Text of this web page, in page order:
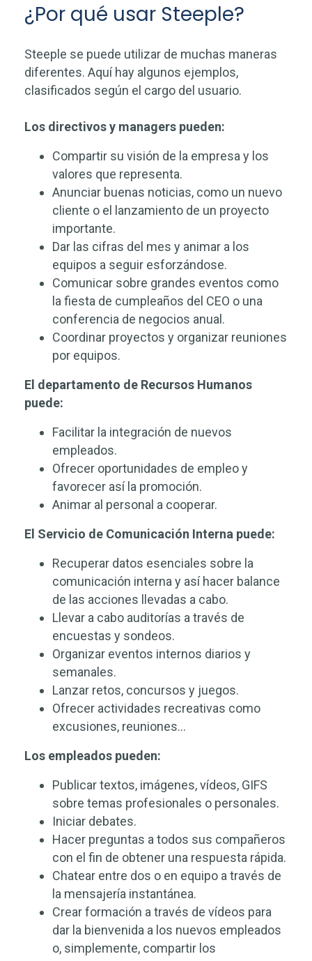
¿Por qué usar Steeple?
Steeple se puede utilizar de muchas maneras
diferentes. Aquí hay algunos ejemplos,
clasificados según el cargo del usuario.
Los directivos y managers pueden:
Compartir su visión de la empresa y los
valores que representa.
Anunciar buenas noticias, como un nuevo
cliente o el lanzamiento de un proyecto
importante.
Dar las cifras del mes y animar a los
equipos a seguir esforzándose.
Comunicar sobre grandes eventos como
la fiesta de cumpleaños del CEO o una
conferencia de negocios anual.
Coordinar proyectos y organizar reuniones
por equipos.
El departamento de Recursos Humanos
puede:
Facilitar la integración de nuevos
empleados.
Ofrecer oportunidades de empleo y
favorecer así la promoción.
Animar al personal a cooperar.
El Servicio de Comunicación Interna puede:
Recuperar datos esenciales sobre la
comunicación interna y así hacer balance
de las acciones llevadas a cabo.
Llevar a cabo auditorías a través de
encuestas y sondeos.
Organizar eventos internos diarios y
semanales.
Lanzar retos, concursos y juegos.
Ofrecer actividades recreativas como
excusiones, reuniones…
Los empleados pueden:
Publicar textos, imágenes, vídeos, GIFS
sobre temas profesionales o personales.
Iniciar debates.
Hacer preguntas a todos sus compañeros
con el fin de obtener una respuesta rápida.
Chatear entre dos o en equipo a través de
la mensajería instantánea.
Crear formación a través de vídeos para
dar la bienvenida a los nuevos empleados
o, simplemente, compartir los